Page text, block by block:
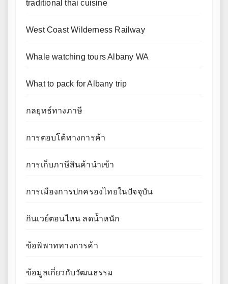
traditional thai cuisine
West Coast Wilderness Railway
Whale watching tours Albany WA
What to pack for Albany trip
กลยุทธ์ทางภาษี
การตอบโต้ทางการค้า
การเก็บภาษีสินค้านำเข้า
การเมืองการปกครองไทยในปัจจุบัน
กินเวย์ตอนไหน ลดน้ำหนัก
ข้อพิพาททางการค้า
ข้อมูลเกี่ยวกับวัฒนธรรม